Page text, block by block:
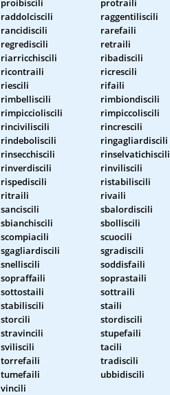
raddolciscili
raggentiliscili
rancidiscili
rarefaili
regrediscili
retraili
riarricchiscili
ribadiscili
ricontraili
ricrescili
riescili
rifaili
rimbelliscili
rimbiondiscili
rimpiccioliscili
rimpiccoliscili
rinciviliscili
rincrescili
rindeboliscili
ringagliardiscili
rinsecchiscili
rinselvatichiscili
rinverdiscili
rinviliscili
rispediscili
ristabiliscili
ritraili
rivaili
sanciscili
sbalordiscili
sbianchiscili
sbolliscili
scompiacili
scuocili
sgagliardiscili
sgradiscili
snelliscili
soddisfaili
sopraffaili
soprastaili
sottostaili
sottraili
stabiliscili
staili
storcili
stordiscili
stravincili
stupefaili
sviliscili
tacili
torrefaili
tradiscili
tumefaili
ubbidiscili
vincili